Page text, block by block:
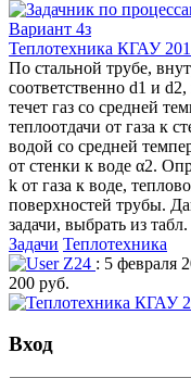
Теплотехника КГАУ
По стальной трубе,
соответственно d1 и
течет газ со средней
теплоотдачи от газа к
водой со средней
от стенки к воде α2.
k от газа к воде,
поверхностей трубы.
задачи, выбрать из
Задачи Теплотехника
Z24 : 5 февраля
200 руб.
Вход